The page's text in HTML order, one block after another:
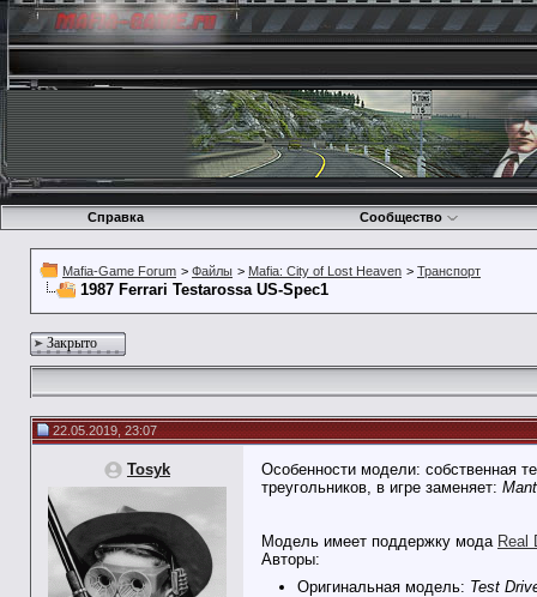
Справка Сообщество
Mafia-Game Forum > Файлы > Mafia: City of Lost Heaven > Транспорт
1987 Ferrari Testarossa US-Spec1
Закрыто
22.05.2019, 23:07
Tosyk
Особенности модели: собственная
треугольников, в игре заменяет:
Модель имеет поддержку мода Real
Авторы:
Оригинальная модель: Test